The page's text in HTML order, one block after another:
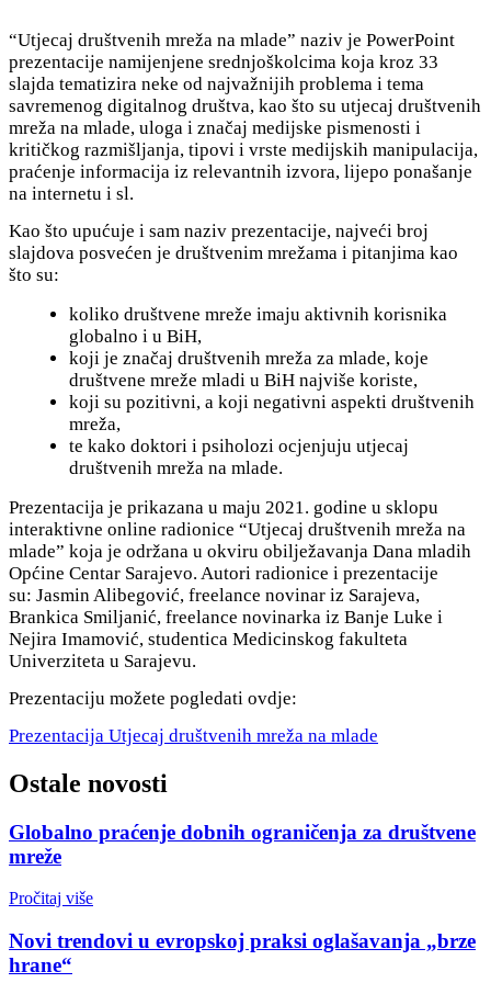
“Utjecaj društvenih mreža na mlade” naziv je PowerPoint
prezentacije namijenjene srednjoškolcima koja kroz 33
slajda tematizira neke od najvažnijih problema i tema
savremenog digitalnog društva, kao što su utjecaj društvenih
mreža na mlade, uloga i značaj medijske pismenosti i
kritičkog razmišljanja, tipovi i vrste medijskih manipulacija,
praćenje informacija iz relevantnih izvora, lijepo ponašanje
na internetu i sl.
Kao što upućuje i sam naziv prezentacije, najveći broj
slajdova posvećen je društvenim mrežama i pitanjima kao
što su:
koliko društvene mreže imaju aktivnih korisnika
globalno i u BiH,
koji je značaj društvenih mreža za mlade, koje
društvene mreže mladi u BiH najviše koriste,
koji su pozitivni, a koji negativni aspekti društvenih
mreža,
te kako doktori i psiholozi ocjenjuju utjecaj
društvenih mreža na mlade.
Prezentacija je prikazana u maju 2021. godine u sklopu
interaktivne online radionice “Utjecaj društvenih mreža na
mlade” koja je održana u okviru obilježavanja Dana mladih
Općine Centar Sarajevo. Autori radionice i prezentacije
su: Jasmin Alibegović, freelance novinar iz Sarajeva,
Brankica Smiljanić, freelance novinarka iz Banje Luke i
Nejira Imamović, studentica Medicinskog fakulteta
Univerziteta u Sarajevu.
Prezentaciju možete pogledati ovdje:
Prezentacija Utjecaj društvenih mreža na mlade
Ostale novosti
Globalno praćenje dobnih ograničenja za društvene
mreže
Pročitaj više
Novi trendovi u evropskoj praksi oglašavanja „brze
hrane“